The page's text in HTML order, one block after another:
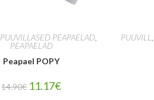
PUUVILLASED PEAPAELAD
PEAPAELAD
Peapael POPY
14.90€ 11.17€
PUUVILL